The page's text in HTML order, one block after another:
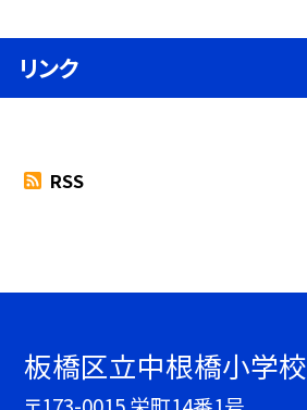
リンク
RSS
板橋区立中根橋小学校